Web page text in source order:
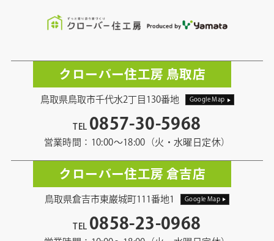
クローバー住工房 鳥取店
鳥取県鳥取市千代水2丁目130番地 Google Map
TEL 0857-30-5968
営業時間：10:00〜18:00（火・水曜日定休）
クローバー住工房 倉吉店
鳥取県倉吉市東巌城町111番地1 Google Map
TEL 0858-23-0968